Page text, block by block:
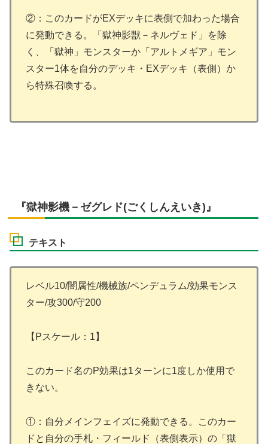
②：このカードがEXデッキに表側で加わった場合
に発動できる。「獄神影獣－ネルヴェド」を除
く、「獄神」モンスターか「アルトメギア」モン
スター1体を自分のデッキ・EXデッキ（表側）か
ら特殊召喚する。
『獄神影機－ゼグレド(ごくしんえいき)』
テキスト
レベル10/闇属性/機械族/ペンデュラム/効果モンス
ター/攻300/守200
【Pスケール：1】
このカード名のP効果は1ターンに1度しか使用で
きない。
①：自分メインフェイズに発動できる。このカー
ドと自分の手札・フィールド（表側表示）の「獄